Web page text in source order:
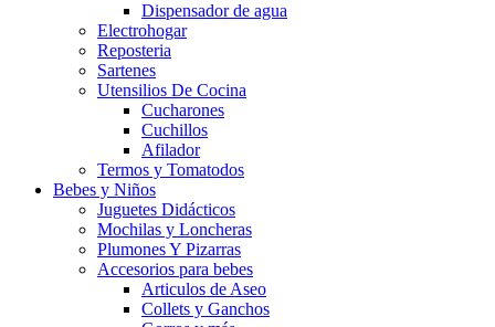
Dispensador de agua
Electrohogar
Reposteria
Sartenes
Utensilios De Cocina
Cucharones
Cuchillos
Afilador
Termos y Tomatodos
Bebes y Niños
Juguetes Didácticos
Mochilas y Loncheras
Plumones Y Pizarras
Accesorios para bebes
Articulos de Aseo
Collets y Ganchos